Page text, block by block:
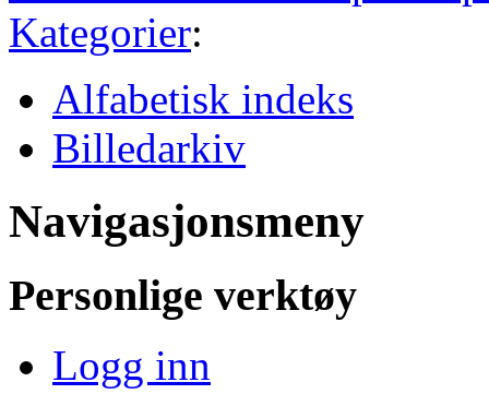
Kategorier:
Alfabetisk indeks
Billedarkiv
Navigasjonsmeny
Personlige verktøy
Logg inn